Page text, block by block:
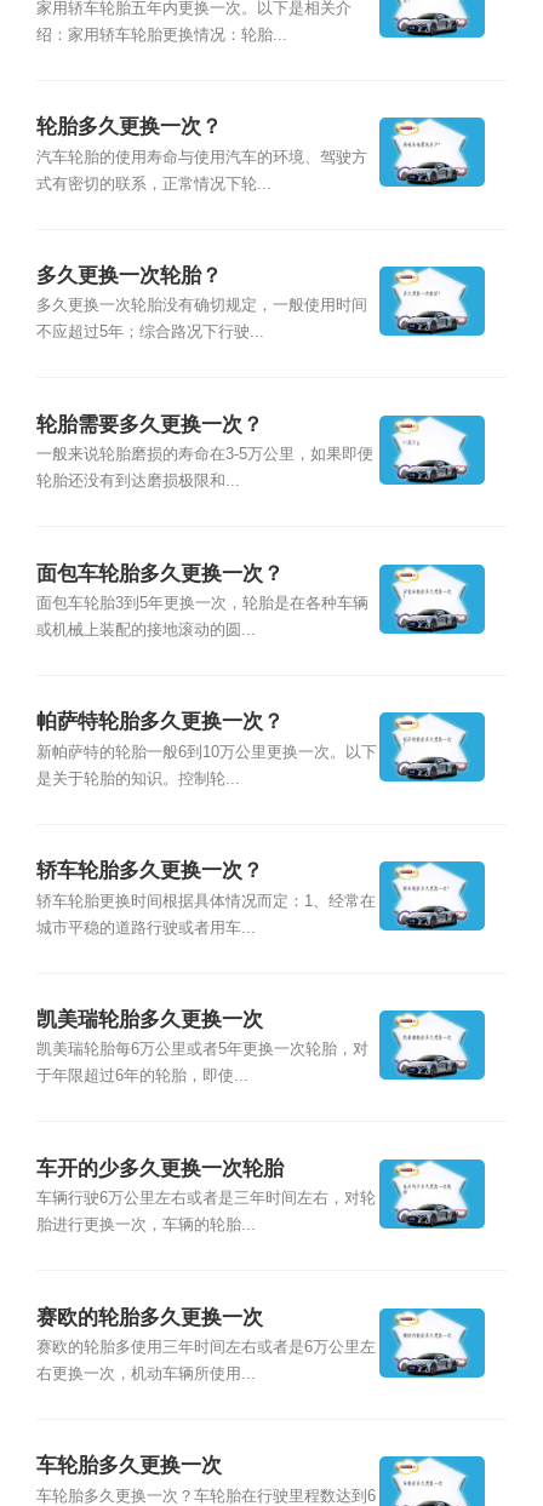
家用轿车轮胎五年内更换一次。以下是相关介
绍：家用轿车轮胎更换情况：轮胎...
轮胎多久更换一次？
汽车轮胎的使用寿命与使用汽车的环境、驾驶方
式有密切的联系，正常情况下轮...
多久更换一次轮胎？
多久更换一次轮胎没有确切规定，一般使用时间
不应超过5年；综合路况下行驶...
轮胎需要多久更换一次？
一般来说轮胎磨损的寿命在3-5万公里，如果即便
轮胎还没有到达磨损极限和...
面包车轮胎多久更换一次？
面包车轮胎3到5年更换一次，轮胎是在各种车辆
或机械上装配的接地滚动的圆...
帕萨特轮胎多久更换一次？
新帕萨特的轮胎一般6到10万公里更换一次。以下
是关于轮胎的知识。控制轮...
轿车轮胎多久更换一次？
轿车轮胎更换时间根据具体情况而定：1、经常在
城市平稳的道路行驶或者用车...
凯美瑞轮胎多久更换一次
凯美瑞轮胎每6万公里或者5年更换一次轮胎，对
于年限超过6年的轮胎，即使...
车开的少多久更换一次轮胎
车辆行驶6万公里左右或者是三年时间左右，对轮
胎进行更换一次，车辆的轮胎...
赛欧的轮胎多久更换一次
赛欧的轮胎多使用三年时间左右或者是6万公里左
右更换一次，机动车辆所使用...
车轮胎多久更换一次
车轮胎多久更换一次？车轮胎在行驶里程数达到6